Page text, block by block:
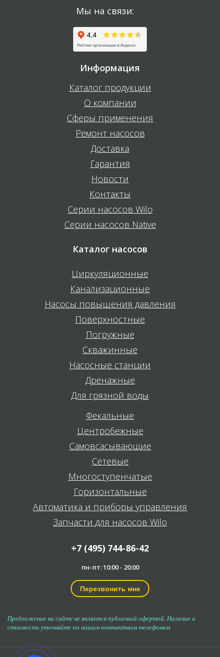
Мы на связи:
Информация
Каталог продукции
О компании
Сферы применения
Ремонт насосов
Доставка
Гарантия
Новости
Контакты
Серии насосов Wilo
Серии насосов Native
Каталог насосов
Циркуляционные
Канализационные
Насосы повышения давления
Поверхностные
Погружные
Скважинные
Насосные станции
Дренажные
Для грязной воды
Фекальные
Центробежные
Самовсасывающие
Сетевые
Многоступенчатые
Горизонтальные
Автоматика и приборы управления
Запчасти для насосов Wilo
+7 (495) 744-86-42
пн-пт: 10:00 - 20:00
Перезвонить мне
Предложение на сайте не является публичной офертой. Наличие и
стоимость уточняйте по нашим контактным телефонам.